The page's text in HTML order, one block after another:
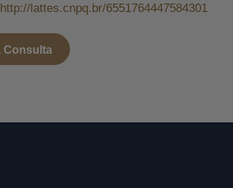
http://lattes.cnpq.br/6551764447584301
Consulta